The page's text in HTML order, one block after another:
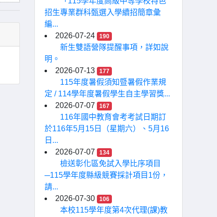
招生專業群科甄選入學續招簡章彙
編...
2026-07-24
190
新生雙語營隊提醒事項，詳如說
明。
2026-07-13
177
115年度暑假須知暨暑假作業規
定 / 114學年度暑假學生自主學習獎...
2026-07-07
167
116年國中教育會考考試日期訂
於116年5月15日（星期六）、5月16
日...
2026-07-07
134
檢送彰化區免試入學比序項目
─115學年度縣級競賽採計項目1份，
請...
2026-07-30
106
本校115學年度第4次代理(課)教